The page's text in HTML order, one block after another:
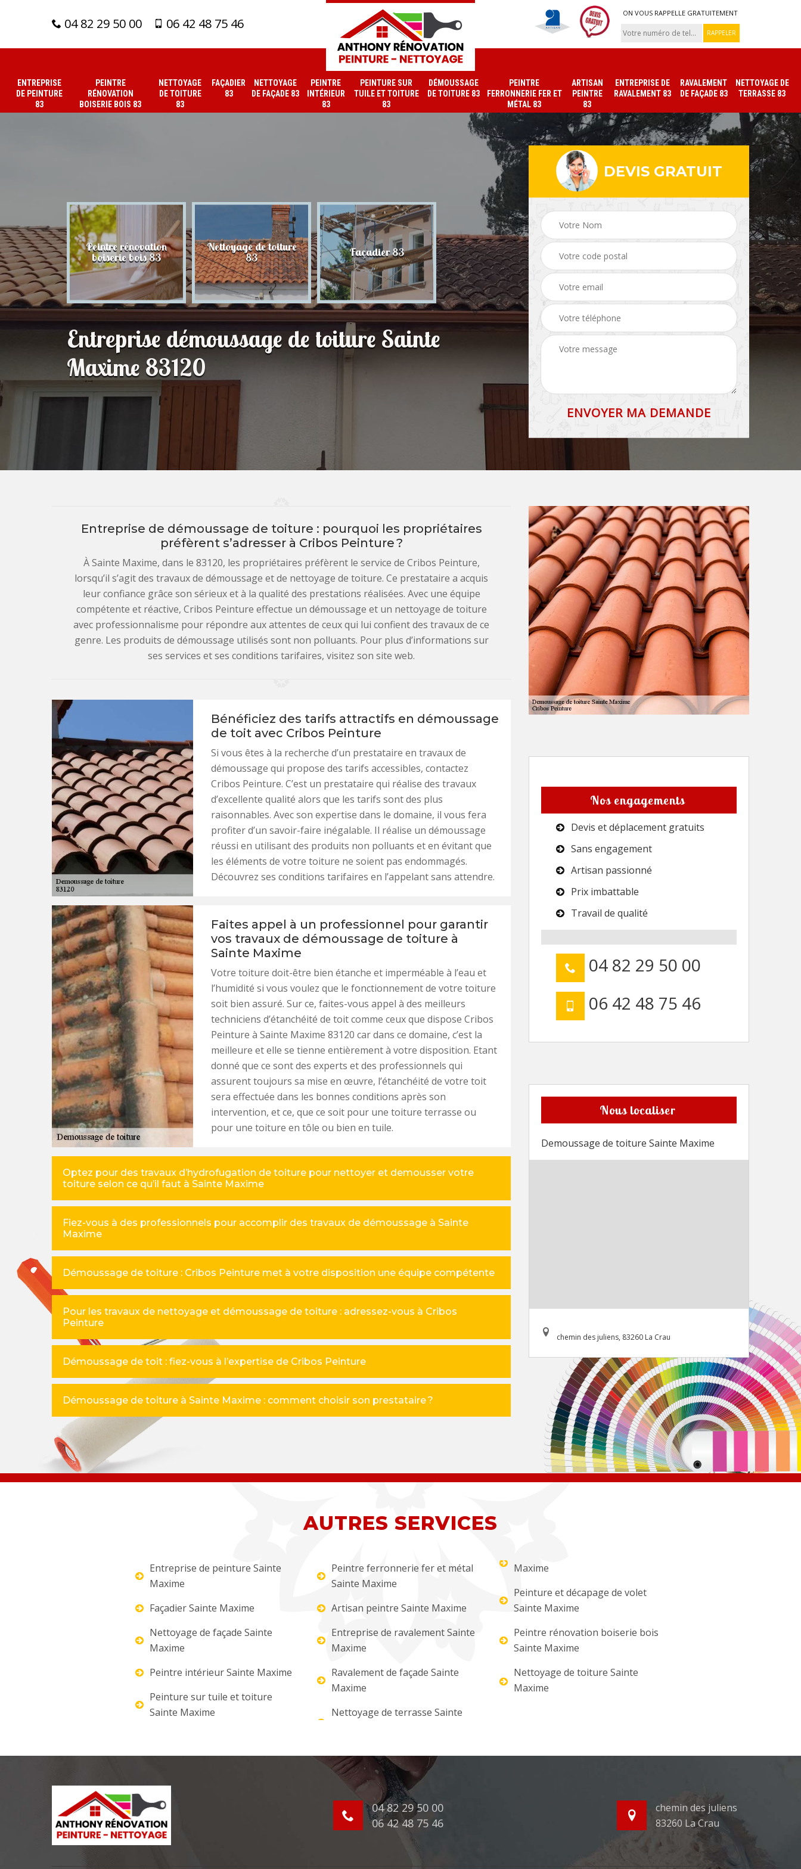
04 82 29 50 00 06 42 48 75 46
ON VOUS RAPPELLE GRATUITEMENT
ENTREPRISE
DE PEINTURE
83
PEINTRE
RÉNOVATION
BOISERIE BOIS 83
NETTOYAGE
DE TOITURE
83
FAÇADIER
83
NETTOYAGE
DE FAÇADE 83
PEINTRE
INTÉRIEUR
83
PEINTURE SUR
TUILE ET TOITURE
83
DÉMOUSSAGE
DE TOITURE 83
PEINTRE
FERRONNERIE FER ET
MÉTAL 83
ARTISAN
PEINTRE
83
ENTREPRISE DE
RAVALEMENT 83
RAVALEMENT
DE FAÇADE 83
NETTOYAGE DE
TERRASSE 83
peinture Peintre rénovation
boiserie bois 83
Nettoyage de toiture
83 Façadier 83 Nettoyage de façade
83 Peintre intérieur 83 Peinture sur tuile et
toiture 83
Entreprise démoussage de toiture Sainte
Maxime 83120
DEVIS GRATUIT
Entreprise de démoussage de toiture : pourquoi les propriétaires
préfèrent s’adresser à Cribos Peinture ?
À Sainte Maxime, dans le 83120, les propriétaires préfèrent le service de Cribos Peinture,
lorsqu’il s’agit des travaux de démoussage et de nettoyage de toiture. Ce prestataire a acquis
leur confiance grâce son sérieux et à la qualité des prestations réalisées. Avec une équipe
compétente et réactive, Cribos Peinture effectue un démoussage et un nettoyage de toiture
avec professionnalisme pour répondre aux attentes de ceux qui lui confient des travaux de ce
genre. Les produits de démoussage utilisés sont non polluants. Pour plus d’informations sur
ses services et ses conditions tarifaires, visitez son site web.
Bénéficiez des tarifs attractifs en démoussage
de toit avec Cribos Peinture
Si vous êtes à la recherche d’un prestataire en travaux de
démoussage qui propose des tarifs accessibles, contactez
Cribos Peinture. C’est un prestataire qui réalise des travaux
d’excellente qualité alors que les tarifs sont des plus
raisonnables. Avec son expertise dans le domaine, il vous fera
profiter d’un savoir-faire inégalable. Il réalise un démoussage
réussi en utilisant des produits non polluants et en évitant que
les éléments de votre toiture ne soient pas endommagés.
Découvrez ses conditions tarifaires en l’appelant sans attendre.
Faites appel à un professionnel pour garantir
vos travaux de démoussage de toiture à
Sainte Maxime
Votre toiture doit-être bien étanche et imperméable à l’eau et
l’humidité si vous voulez que le fonctionnement de votre toiture
soit bien assuré. Sur ce, faites-vous appel à des meilleurs
techniciens d’étanchéité de toit comme ceux que dispose Cribos
Peinture à Sainte Maxime 83120 car dans ce domaine, c’est la
meilleure et elle se tienne entièrement à votre disposition. Etant
donné que ce sont des experts et des professionnels qui
assurent toujours sa mise en œuvre, l’étanchéité de votre toit
sera effectuée dans les bonnes conditions après son
intervention, et ce, que ce soit pour une toiture terrasse ou
pour une toiture en tôle ou bien en tuile.
Optez pour des travaux d’hydrofugation de toiture pour nettoyer et demousser votre
toiture selon ce qu’il faut à Sainte Maxime
Fiez-vous à des professionnels pour accomplir des travaux de démoussage à Sainte
Maxime
Démoussage de toiture : Cribos Peinture met à votre disposition une équipe compétente
Pour les travaux de nettoyage et démoussage de toiture : adressez-vous à Cribos
Peinture
Démoussage de toit : fiez-vous à l’expertise de Cribos Peinture
Démoussage de toiture à Sainte Maxime : comment choisir son prestataire ?
Nos engagements
Devis et déplacement gratuits
Sans engagement
Artisan passionné
Prix imbattable
Travail de qualité
04 82 29 50 00
06 42 48 75 46
Nous localiser
Demoussage de toiture Sainte Maxime
chemin des juliens, 83260 La Crau
AUTRES SERVICES
Entreprise de peinture Sainte
Maxime
Façadier Sainte Maxime
Nettoyage de façade Sainte
Maxime
Peintre intérieur Sainte Maxime
Peinture sur tuile et toiture
Sainte Maxime
Peintre ferronnerie fer et métal
Sainte Maxime
Artisan peintre Sainte Maxime
Entreprise de ravalement Sainte
Maxime
Ravalement de façade Sainte
Maxime
Nettoyage de terrasse Sainte
Maxime
Peinture et décapage de volet
Sainte Maxime
Peintre rénovation boiserie bois
Sainte Maxime
Nettoyage de toiture Sainte
Maxime
04 82 29 50 00
06 42 48 75 46
chemin des juliens
83260 La Crau